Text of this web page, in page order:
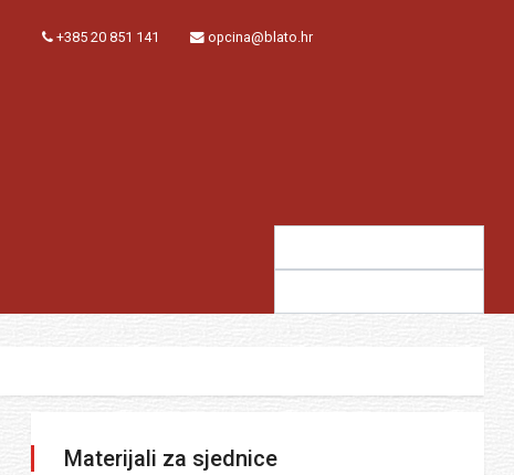
+385 20 851 141 opcina@blato.hr
Materijali za sjednice